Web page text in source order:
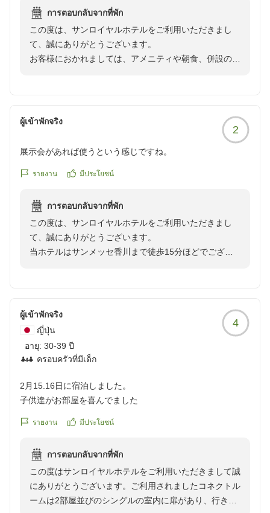
行っていいとの事でした。ここまでサービスが丁寧だとは思
わず、驚きました。フロントの方からの心遣いを感じまし
た。
れも本当に美味しかったです。大浴場は今月末で閉店(？)の
ようですが、、、本当にもったいないです。維持費など色々
あるでしょうが、広くて綺麗で家族全員大満足でした。いつ
การตอบกลับจากที่พัก
この度は、サンロイヤルホテルをご利用いただきまし
て、誠にありがとうございます。
お客様におかれましては、アメニティや朝食、併設の大
「ぜひリピートしたいホテル」とのお言葉にスタッフ一
お忙しい中ご投稿いただきまして誠にありがとうござい
お客様のまたのお越しをスタッフ一同心よりお待ち申し
ผู้เข้าพักจริง
2
展示会があれば使うという感じですね。
รายงาน มีประโยชน์
การตอบกลับจากที่พัก
この度は、サンロイヤルホテルをご利用いただきまし
て、誠にありがとうございます。
当ホテルはサンメッセ香川まで徒歩15分ほどでござい
うございます。
お客様のまたのご利用をスタッフ一同心よりお待ち申し
上げております。
ผู้เข้าพักจริง
ญี่ปุ่น
อายุ: 30-39 ปี
ครอบครัวที่มีเด็ก
4
2月15.16日に宿泊しました。
子供達がお部屋を喜んでました
รายงาน มีประโยชน์
การตอบกลับจากที่พัก
この度はサンロイヤルホテルをご利用いただきまして誠
にありがとうございます。ご利用されましたコネクトル
ームは2部屋並びのシングルの室内に扉があり、行き来